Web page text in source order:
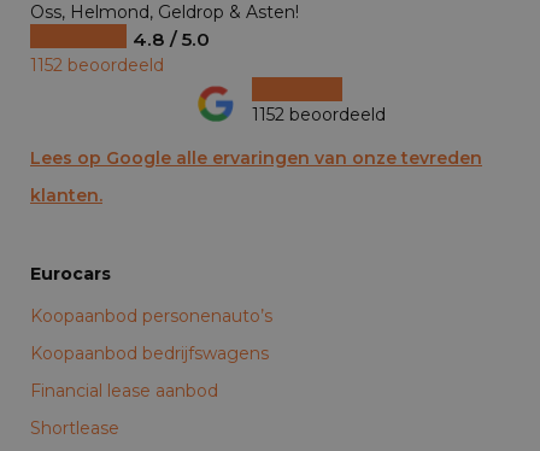
Oss, Helmond, Geldrop & Asten!
4.8 / 5.0
1152 beoordeeld
1152 beoordeeld
Lees op Google alle ervaringen van onze tevreden
klanten.
Eurocars
Koopaanbod personenauto’s
Koopaanbod bedrijfswagens
Financial lease aanbod
Shortlease